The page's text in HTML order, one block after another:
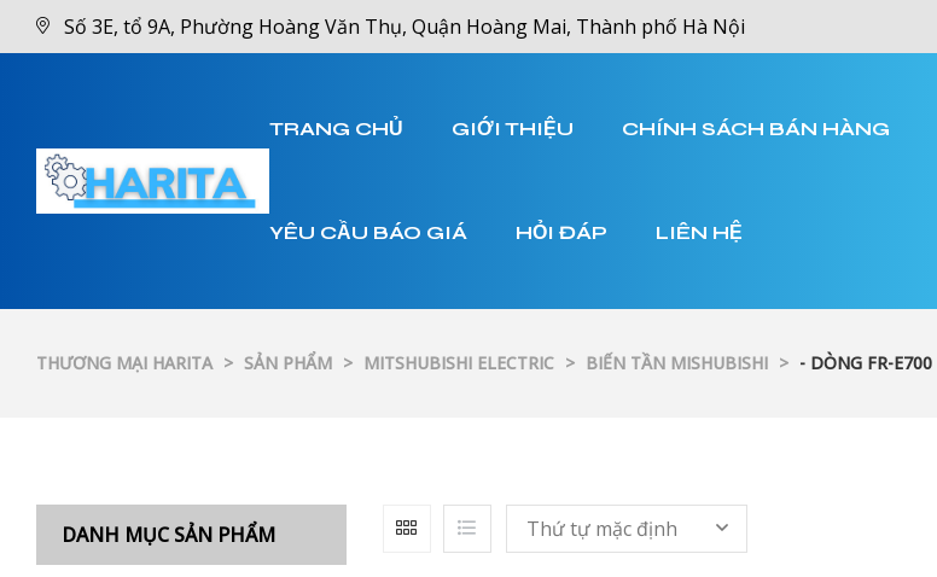
Số 3E, tổ 9A, Phường Hoàng Văn Thụ, Quận Hoàng Mai, Thành phố Hà Nội
TRANG CHỦ GIỚI THIỆU CHÍNH SÁCH BÁN HÀNG
YÊU CẦU BÁO GIÁ HỎI ĐÁP LIÊN HỆ
THƯƠNG MẠI HARITA > SẢN PHẨM > MITSHUBISHI ELECTRIC > BIẾN TẦN MISHUBISHI > - DÒNG FR-E700
DANH MỤC SẢN PHẨM Thứ tự mặc định